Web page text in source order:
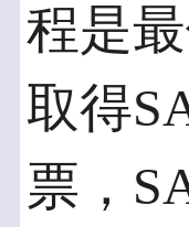
程是
取得
票，